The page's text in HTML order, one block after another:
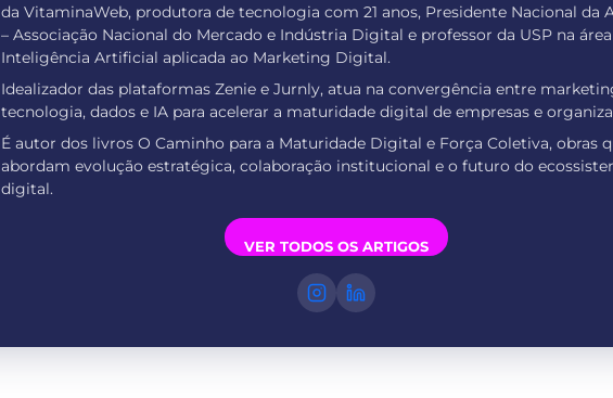
da VitaminaWeb, produtora de tecnologia com 21 anos, Presidente Nacional da
– Associação Nacional do Mercado e Indústria Digital e professor da USP na
Inteligência Artificial aplicada ao Marketing Digital.
Idealizador das plataformas Zenie e Jurnly, atua na convergência entre
tecnologia, dados e IA para acelerar a maturidade digital de empresas e
É autor dos livros O Caminho para a Maturidade Digital e Força Coletiva, obras
abordam evolução estratégica, colaboração institucional e o futuro do
digital.
VER TODOS OS ARTIGOS